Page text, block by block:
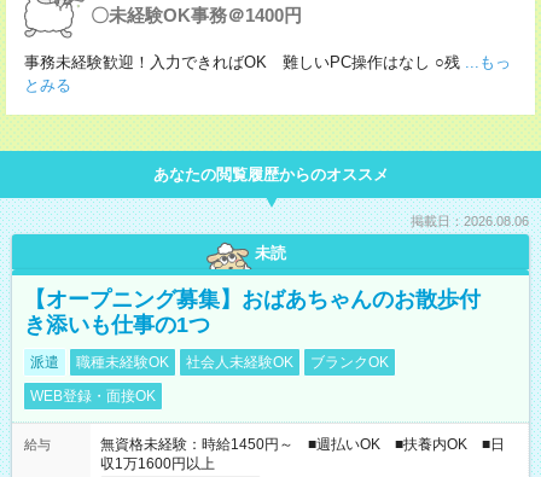
〇未経験OK事務＠1400円
事務未経験歓迎！入力できればOK 難しいPC操作はなし ○残 ...もっ
とみる
あなたの閲覧履歴からのオススメ
掲載日：2026.08.06
未読
【オープニング募集】おばあちゃんのお散歩付
き添いも仕事の1つ
派遣 職種未経験OK 社会人未経験OK
ブランクOK
WEB登録・面接OK
給与
無資格未経験：時給1450円～ ■週払いOK ■扶養内OK ■日
収1万1600円以上